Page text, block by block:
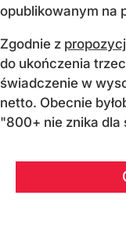
opublikowanym na
Zgodnie z
do ukończenia
świadczenie w
netto. Obecnie
"800+ nie znika dla